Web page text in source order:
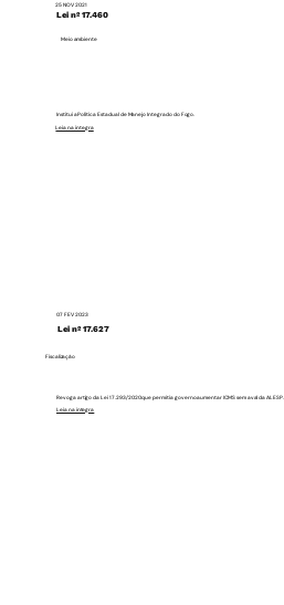
25 NOV 2021
Lei nº 17.460
Meio ambiente
Institui a Política Estadual de Manejo Integrado do Fogo.
Leia na integra
07 FEV 2023
Lei nº 17.627
Fiscalização
Revoga artigo da Lei 17.293/2020 que permitia governo aumentar ICMS sem aval da ALESP.
Leia na integra